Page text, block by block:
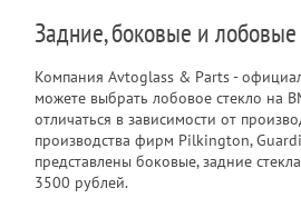
Задние, боковые и
Компания Avtoglass & Parts -
можете выбрать лобовое стекло на
отличаться в зависимости от
производства фирм Pilkington,
представлены боковые, задние
3500 рублей.